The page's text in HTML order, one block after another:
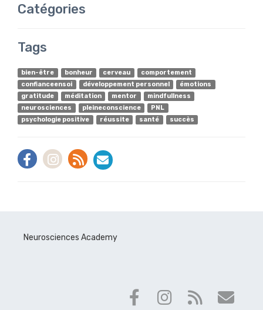
Catégories
Tags
bien-être bonheur cerveau
comportement
confianceensoi
développement personnel
émotions
gratitude
méditation mentor
mindfullness
neurosciences
pleineconscience
PNL
psychologie positive
réussite santé succès
Neurosciences Academy